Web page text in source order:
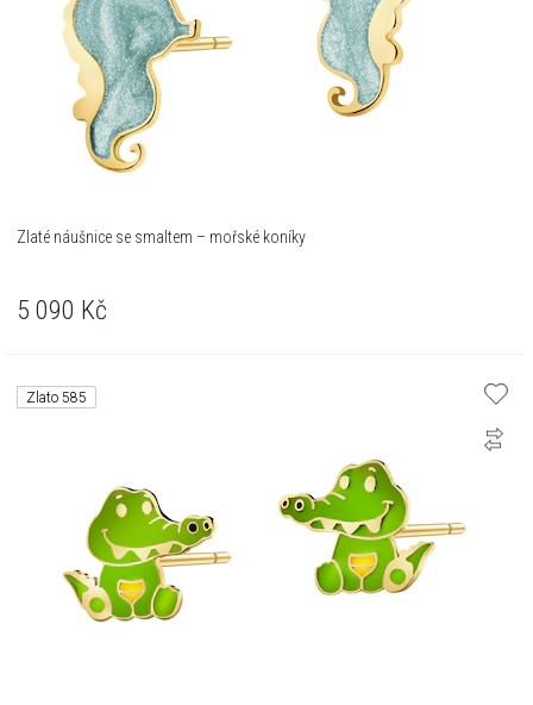
Zlaté náušnice se smaltem – mořské koníky
5 090 Kč
Zlato 585